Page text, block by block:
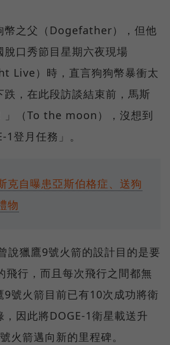
幣之父（Dogefather），但他
脫口秀節目星期六夜現場
Live）時，直言狗狗幣暴衝太
跌，在此段訪談結束前，馬斯
」（To the moon），沒想到
登月任務」。
克自曝患亞斯伯格症、送狗
物
說獵鷹9號火箭的設計目的是要
飛行，而且每次飛行之間都無
9號火箭目前已有10次成功將衛
因此將DOGE-1衛星載送升
火箭邁向新的里程碑。